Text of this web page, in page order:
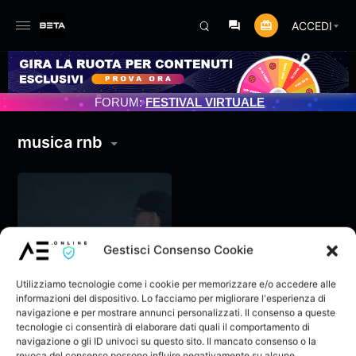
Gestisci Consenso Cookie
Utilizziamo tecnologie come i cookie per memorizzare e/o accedere alle
informazioni del dispositivo. Lo facciamo per migliorare l'esperienza di
navigazione e per mostrare annunci personalizzati. Il consenso a queste
tecnologie ci consentirà di elaborare dati quali il comportamento di
navigazione o gli ID univoci su questo sito. Il mancato consenso o la
ACCEDI
PROGRAMMATO 3/07/2025
FORUM:FESTIVAL VIRTUALE
musica rnb
WHITE – CASA